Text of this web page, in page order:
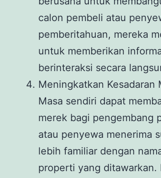
calon pembeli atau
pemberitahuan, mereka
untuk memberikan
berinteraksi secara
Meningkatkan Kesadaran
Masa sendiri dapat
merek bagi pengembang
atau penyewa menerima
lebih familiar dengan
properti yang ditawarkan.